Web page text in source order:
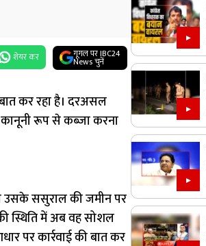
शेयर कर गूगल पर IBC24
News चुनें
कर रहा है। दरअसल
रूप से कब्जा करना
उसके ससुराल की जमीन पर
स्थिति में अब वह सोशल
पर कार्रवाई की बात कर